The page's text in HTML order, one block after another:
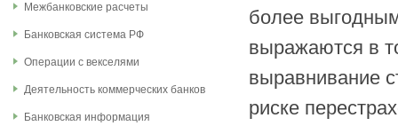
более
выражаются в
выравнивание
риске
Межбанковские расчеты
Банковская система РФ
Операции с векселями
Деятельность коммерческих банков
Банковская информация